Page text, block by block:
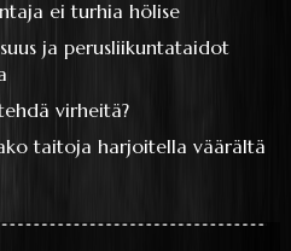
ei turhia hölise
ja perusliikuntataidot
virheitä?
taitoja harjoitella väärältä